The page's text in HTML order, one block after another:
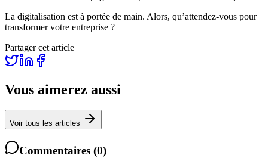
La digitalisation est à portée de main. Alors, qu’attendez-vous pour
transformer votre entreprise ?
Partager cet article
Vous aimerez aussi
Voir tous les articles
Commentaires (0)